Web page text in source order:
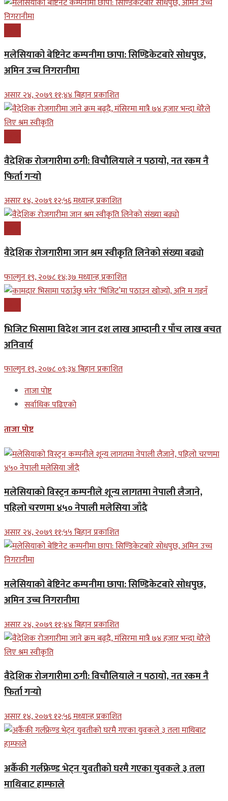
मलेसियाको बेष्टिनेट कम्पनीमा छापा: सिण्डिकेटबारे सोधपुछ,
अमिन उच्च निगरानीमा
असार २४, २०७९ ११;४४ बिहान प्रकाशित
वैदेशिक रोजगारीमा ठगी: विचौलियाले न पठायो, नत रकम नै
फिर्ता गर्‍यो
असार १४, २०७९ १२;५६ मध्यान्ह प्रकाशित
वैदेशिक रोजगारीमा जान श्रम स्वीकृति लिनेको संख्या बढ्याे
फाल्गुन १९, २०७८ १४;३७ मध्यान्ह प्रकाशित
भिजिट भिसामा विदेश जान दश लाख आम्दानी र पाँच लाख बचत
अनिवार्य
फाल्गुन १९, २०७८ ०९;३४ बिहान प्रकाशित
ताजा पोष्ट
सर्वाधिक पढिएको
ताजा पोष्ट
मलेसियाको विस्ट्रन कम्पनीले शून्य लागतमा नेपाली लैजाने,
पहिलो चरणमा ४५० नेपाली मलेसिया जाँदै
असार २४, २०७९ ११;५५ बिहान प्रकाशित
मलेसियाको बेष्टिनेट कम्पनीमा छापा: सिण्डिकेटबारे सोधपुछ,
अमिन उच्च निगरानीमा
असार २४, २०७९ ११;४४ बिहान प्रकाशित
वैदेशिक रोजगारीमा ठगी: विचौलियाले न पठायो, नत रकम नै
फिर्ता गर्‍यो
असार १४, २०७९ १२;५६ मध्यान्ह प्रकाशित
अर्कैकी गर्लफ्रेण्ड भेट्न युवतीको घरमै गएका युवकले ३ तला
माथिबाट हाम्फाले